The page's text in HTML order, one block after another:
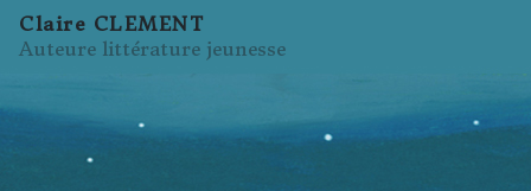
Claire CLEMENT
Auteure littérature jeunesse